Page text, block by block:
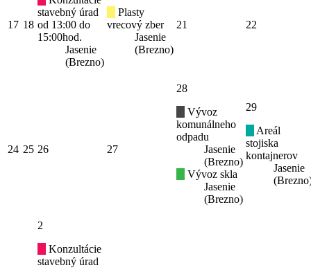
17 18
stavebný úrad
od 13:00 do
15:00hod.
Jasenie
(Brezno)
Plasty
vrecový zber
Jasenie
(Brezno)
21 22
24 25 26 27
28
Vývoz
komunálneho
odpadu
Jasenie
(Brezno)
Vývoz skla
Jasenie
(Brezno)
29
Areál
stojiska
kontajnerov
Jasenie
2
Konzultácie
stavebný úrad